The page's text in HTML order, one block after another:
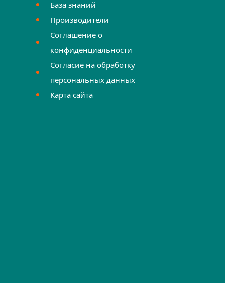
База знаний
Производители
Соглашение о
конфиденциальности
Согласие на обработку
персональных данных
Карта сайта